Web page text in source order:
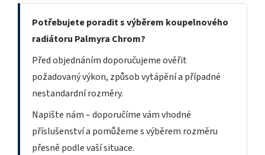
Potřebujete poradit s výběrem koupelnového
radiátoru Palmyra Chrom?
Před objednáním doporučujeme ověřit
požadovaný výkon, způsob vytápění a případné
nestandardní rozměry.
Napište nám – doporučíme vám vhodné
příslušenství a pomůžeme s výběrem rozměru
přesně podle vaší situace.